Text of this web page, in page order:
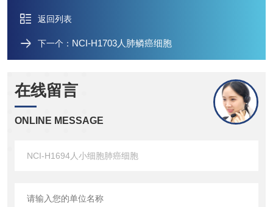
返回列表
下一个： NCI-H1703人肺鳞癌细胞
在线留言
ONLINE MESSAGE